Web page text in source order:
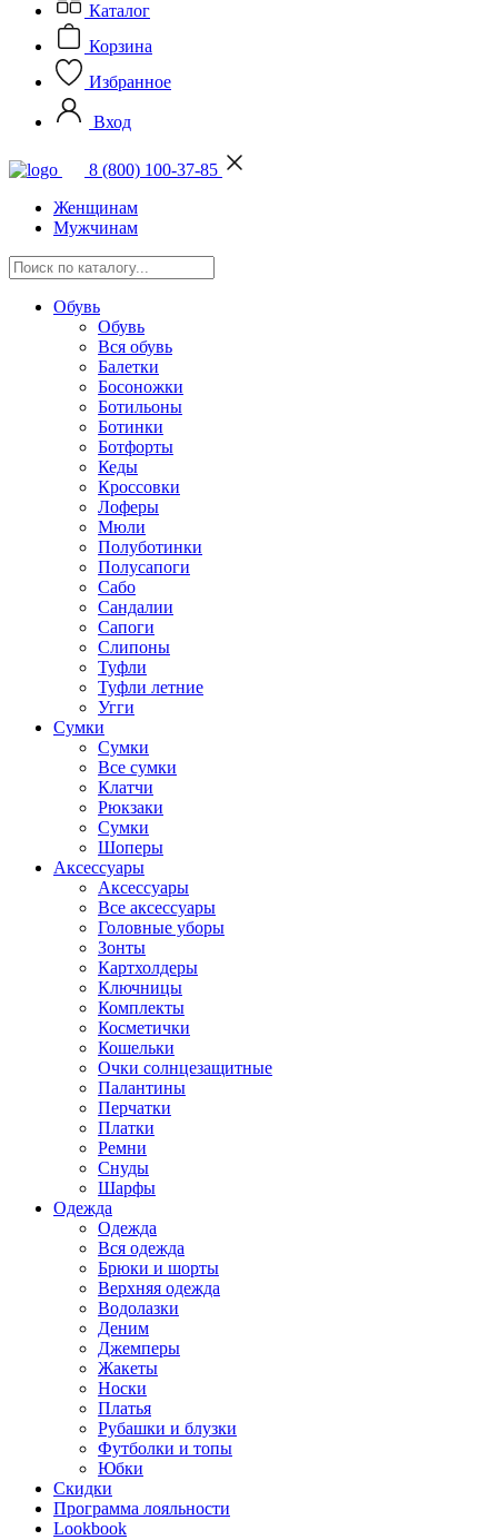
Каталог
Корзина
Избранное
Вход
8 (800) 100-37-85
Женщинам
Мужчинам
Обувь
Обувь
Вся обувь
Балетки
Босоножки
Ботильоны
Ботинки
Ботфорты
Кеды
Кроссовки
Лоферы
Мюли
Полуботинки
Полусапоги
Сабо
Сандалии
Сапоги
Слипоны
Туфли
Туфли летние
Угги
Сумки
Сумки
Все сумки
Клатчи
Рюкзаки
Сумки
Шоперы
Аксессуары
Аксессуары
Все аксессуары
Головные уборы
Зонты
Картхолдеры
Ключницы
Комплекты
Косметички
Кошельки
Очки солнцезащитные
Палантины
Перчатки
Платки
Ремни
Снуды
Шарфы
Одежда
Одежда
Вся одежда
Брюки и шорты
Верхняя одежда
Водолазки
Деним
Джемперы
Жакеты
Носки
Платья
Рубашки и блузки
Футболки и топы
Юбки
Скидки
Программа лояльности
Lookbook